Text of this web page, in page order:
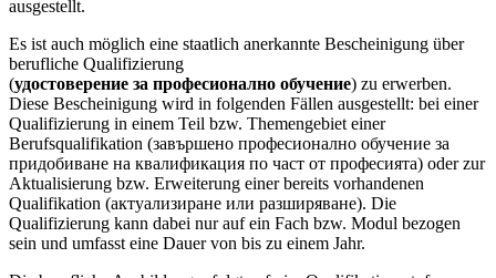
ausgestellt.
Es ist auch möglich eine staatlich anerkannte Bescheinigung über
berufliche Qualifizierung
(удостоверение за професионално обучение) zu erwerben.
Diese Bescheinigung wird in folgenden Fällen ausgestellt: bei einer
Qualifizierung in einem Teil bzw. Themengebiet einer
Berufsqualifikation (завършено професионално обучение за
придобиване на квалификация по част от професията) oder zur
Aktualisierung bzw. Erweiterung einer bereits vorhandenen
Qualifikation (актуализиране или разширяване). Die
Qualifizierung kann dabei nur auf ein Fach bzw. Modul bezogen
sein und umfasst eine Dauer von bis zu einem Jahr.